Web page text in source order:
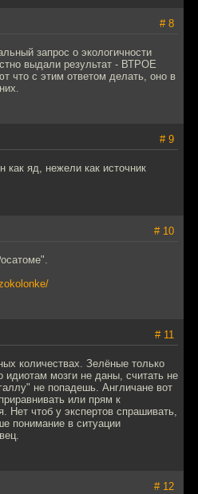
# 8
запрос о экологичности
выдали результат - ВТРОЕ
что с этим ответом делать, оно в
# 9
как яд, нежели как источник
# 10
# 11
количествах. Зелёные только
мозги не даны, считать не
не попадешь. Англичане вот
или прям к
Нет чтоб у экспертов спрашивать,
понимание в ситуации
# 12